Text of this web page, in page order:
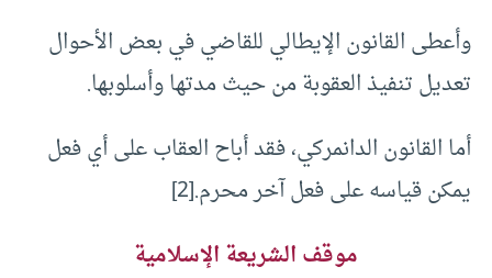
وأعطى القانون الإيطالي للقاضي في بعض الأحوال
تعديل تنفيذ العقوبة من حيث مدتها وأسلوبها.
أما القانون الدانمركي، فقد أباح العقاب على أي فعل
يمكن قياسه على فعل آخر محرم.[2]
موقف الشريعة الإسلامية